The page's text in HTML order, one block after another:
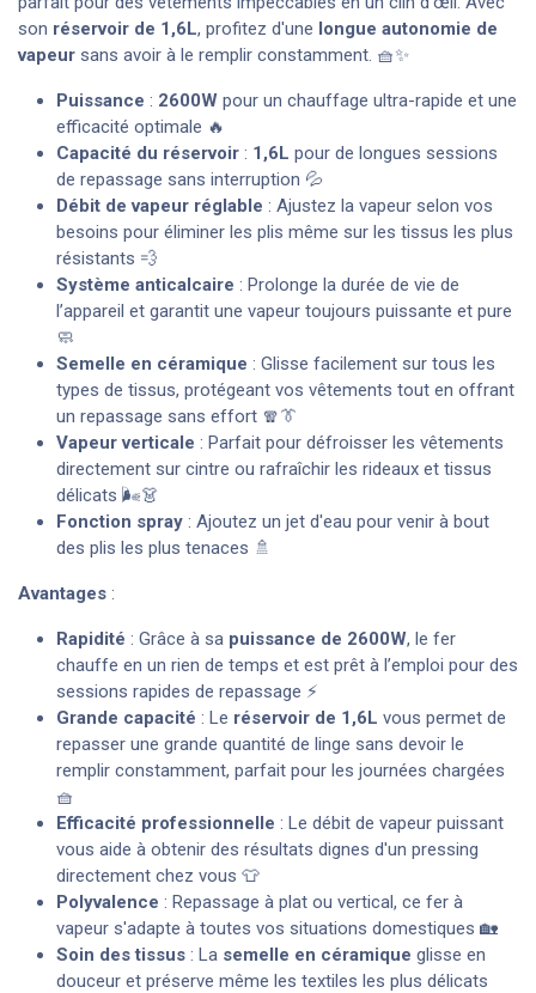
son réservoir de 1,6L, profitez d'une longue autonomie de
vapeur sans avoir à le remplir constamment. 🧺✨
Puissance : 2600W pour un chauffage ultra-rapide et une
efficacité optimale 🔥
Capacité du réservoir : 1,6L pour de longues sessions
de repassage sans interruption 💦
Débit de vapeur réglable : Ajustez la vapeur selon vos
besoins pour éliminer les plis même sur les tissus les plus
résistants 💨
Système anticalcaire : Prolonge la durée de vie de
l’appareil et garantit une vapeur toujours puissante et pure
🧼
Semelle en céramique : Glisse facilement sur tous les
types de tissus, protégeant vos vêtements tout en offrant
un repassage sans effort 🧣👔
Vapeur verticale : Parfait pour défroisser les vêtements
directement sur cintre ou rafraîchir les rideaux et tissus
délicats 🌬️👗
Fonction spray : Ajoutez un jet d'eau pour venir à bout
des plis les plus tenaces 🚿
Avantages :
Rapidité : Grâce à sa puissance de 2600W, le fer
chauffe en un rien de temps et est prêt à l’emploi pour des
sessions rapides de repassage ⚡
Grande capacité : Le réservoir de 1,6L vous permet de
repasser une grande quantité de linge sans devoir le
remplir constamment, parfait pour les journées chargées
🧺
Efficacité professionnelle : Le débit de vapeur puissant
vous aide à obtenir des résultats dignes d'un pressing
directement chez vous 👕
Polyvalence : Repassage à plat ou vertical, ce fer à
vapeur s'adapte à toutes vos situations domestiques 🏡
Soin des tissus : La semelle en céramique glisse en
douceur et préserve même les textiles les plus délicats